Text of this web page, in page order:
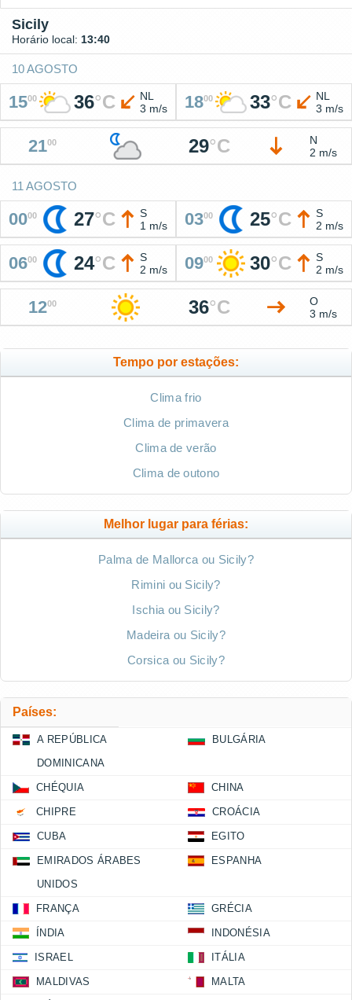
Sicily
Horário local: 13:40
10 AGOSTO
1500 36°C
NL
3 m/s
1800 33°C
NL
3 m/s
2100 29°C
N
2 m/s
11 AGOSTO
0000 27°C
S
1 m/s
0300 25°C
S
2 m/s
0600 24°C
S
2 m/s
0900 30°C
S
2 m/s
1200 36°C
O
3 m/s
Tempo por estações:
Clima frio
Clima de primavera
Clima de verão
Clima de outono
Melhor lugar para férias:
Palma de Mallorca ou Sicily?
Rimini ou Sicily?
Ischia ou Sicily?
Madeira ou Sicily?
Corsica ou Sicily?
Países:
A REPÚBLICA
DOMINICANA
BULGÁRIA
CHÉQUIA CHINA
CHIPRE CROÁCIA
CUBA EGITO
EMIRADOS ÁRABES
UNIDOS
ESPANHA
FRANÇA GRÉCIA
ÍNDIA INDONÉSIA
ISRAEL ITÁLIA
MALDIVAS MALTA